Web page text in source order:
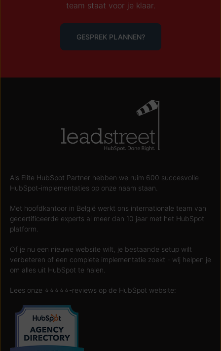
team staat voor je klaar.
GESPREK PLANNEN?
Als Elite HubSpot Partner hebben we ruim 600 succesvolle
HubSpot-implementaties op onze naam staan.
Met hoofdkantoor in België werkt ons internationale team van
gecertificeerde experts al meer dan 10 jaar met het HubSpot
platform.
Of je nu een nieuwe website wilt, je bestaande setup wilt
verbeteren of een complete implementatie zoekt - wij helpen je
om alles uit HubSpot te halen.
Lees onze ⭐️⭐️⭐️⭐️⭐️-reviews op de HubSpot website: